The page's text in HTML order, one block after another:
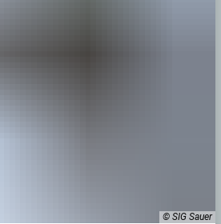
© SIG Sauer